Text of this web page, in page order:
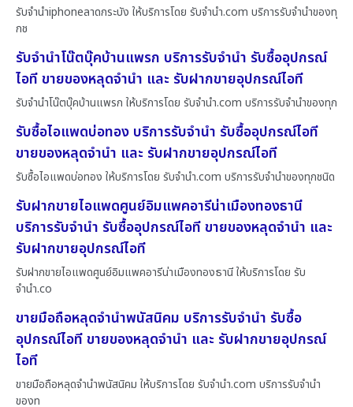
รับจำนำiphoneลาดกระบัง ให้บริการโดย รับจํานํา.com บริการรับจำนำของทุ
กช
รับจำนำโน๊ตบุ๊คบ้านแพรก บริการรับจำนำ รับซื้ออุปกรณ์
ไอที ขายของหลุดจำนำ และ รับฝากขายอุปกรณ์ไอที
รับจำนำโน๊ตบุ๊คบ้านแพรก ให้บริการโดย รับจํานํา.com บริการรับจำนำของทุก
รับซื้อไอแพดบ่อทอง บริการรับจำนำ รับซื้ออุปกรณ์ไอที
ขายของหลุดจำนำ และ รับฝากขายอุปกรณ์ไอที
รับซื้อไอแพดบ่อทอง ให้บริการโดย รับจํานํา.com บริการรับจำนำของทุกชนิด
รับฝากขายไอแพดศูนย์อิมแพคอารีน่าเมืองทองธานี
บริการรับจำนำ รับซื้ออุปกรณ์ไอที ขายของหลุดจำนำ และ
รับฝากขายอุปกรณ์ไอที
รับฝากขายไอแพดศูนย์อิมแพคอารีน่าเมืองทองธานี ให้บริการโดย รับ
จํานํา.co
ขายมือถือหลุดจำนำพนัสนิคม บริการรับจำนำ รับซื้อ
อุปกรณ์ไอที ขายของหลุดจำนำ และ รับฝากขายอุปกรณ์
ไอที
ขายมือถือหลุดจำนำพนัสนิคม ให้บริการโดย รับจํานํา.com บริการรับจำนำ
ของท